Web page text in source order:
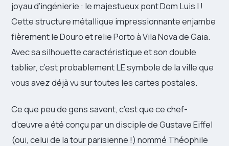
joyau d’ingénierie : le majestueux pont Dom Luis I !
Cette structure métallique impressionnante enjambe
fièrement le Douro et relie Porto à Vila Nova de Gaia.
Avec sa silhouette caractéristique et son double
tablier, c’est probablement LE symbole de la ville que
vous avez déjà vu sur toutes les cartes postales.
Ce que peu de gens savent, c’est que ce chef-
d’œuvre a été conçu par un disciple de Gustave Eiffel
(oui, celui de la tour parisienne !) nommé Théophile